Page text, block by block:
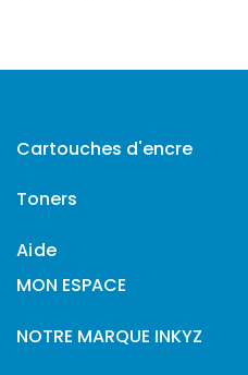
Cartouches d'encre
Toners
Aide
MON ESPACE
NOTRE MARQUE INKYZ